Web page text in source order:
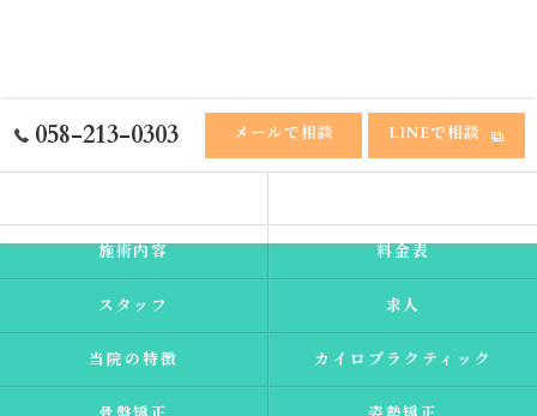
058-213-0303 メールで相談 LINEで相談
施術内容 料金表
スタッフ 求人
当院の特徴 カイロプラクティック